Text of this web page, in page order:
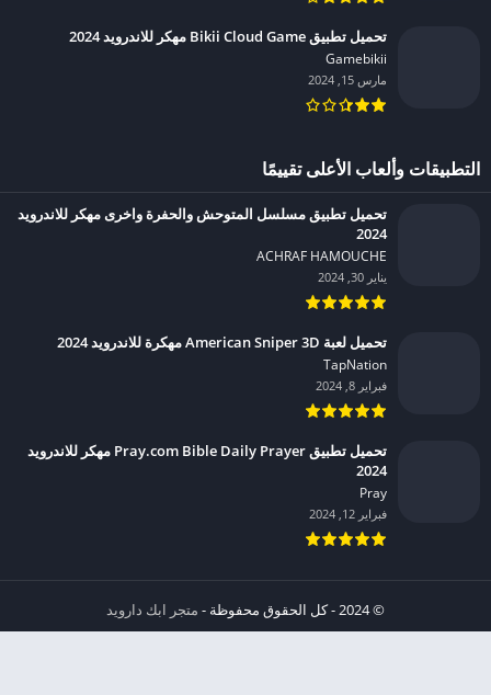
تحميل تطبيق Bikii Cloud Game مهكر للاندرويد 2024
Gamebikii‏
مارس 15, 2024
التطبيقات وألعاب الأعلى تقييمًا
تحميل تطبيق مسلسل المتوحش والحفرة واخرى مهكر للاندرويد
2024
ACHRAF HAMOUCHE‏
يناير 30, 2024
تحميل لعبة American Sniper 3D مهكرة للاندرويد 2024
TapNation‏
فبراير 8, 2024
تحميل تطبيق Pray.com Bible Daily Prayer مهكر للاندرويد
2024
Pray‏
فبراير 12, 2024
© 2024 - كل الحقوق محفوظة -
متجر ابك دارويد